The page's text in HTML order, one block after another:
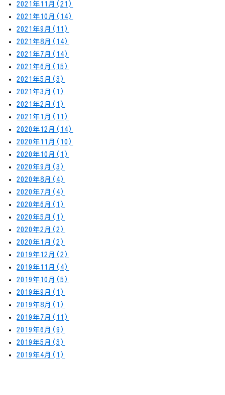
2021年11月(21)
2021年10月(14)
2021年9月(11)
2021年8月(14)
2021年7月(14)
2021年6月(15)
2021年5月(3)
2021年3月(1)
2021年2月(1)
2021年1月(11)
2020年12月(14)
2020年11月(10)
2020年10月(1)
2020年9月(3)
2020年8月(4)
2020年7月(4)
2020年6月(1)
2020年5月(1)
2020年2月(2)
2020年1月(2)
2019年12月(2)
2019年11月(4)
2019年10月(5)
2019年9月(1)
2019年8月(1)
2019年7月(11)
2019年6月(9)
2019年5月(3)
2019年4月(1)